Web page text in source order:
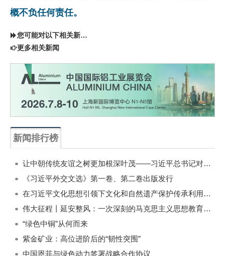
概不负任何责任。
您可能对以下相关新闻同样感兴趣
更多相关新闻
新闻排行榜
让中朝传统友谊之树更加根深叶茂——习近平总书记对朝鲜进行国事访问纪实
《习近平外交文选》第一卷、第二卷出版发行
在习近平文化思想引领下文化和自然遗产保护传承利用工作开创新局面
伟大征程丨延安整风：一次深刻的马克思主义思想教育运动
“绿色中铜”从何而来
紫金矿业：高位进阶后的“韧性突围”
中国恩菲与绿色动力签署战略合作协议